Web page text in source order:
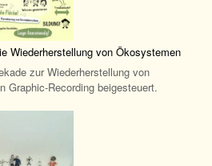
Wiederherstellung von Ökosystemen
zur Wiederherstellung von
Graphic-Recording beigesteuert.